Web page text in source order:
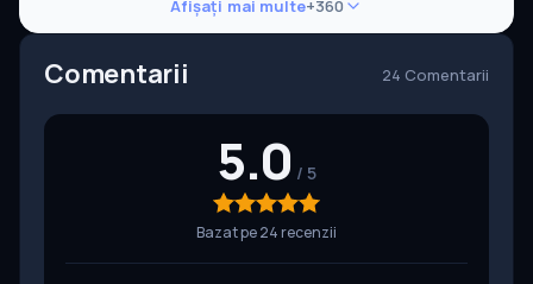
Afișați mai multe+360
Comentarii 24 Comentarii
5.0
Bazat pe 24 recenzii